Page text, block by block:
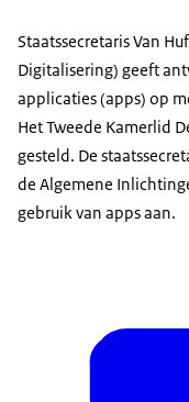
Staatssecretaris Van
Digitalisering) geeft
applicaties (apps) op
Het Tweede Kamerlid
gesteld. De
de Algemene
gebruik van apps aan.